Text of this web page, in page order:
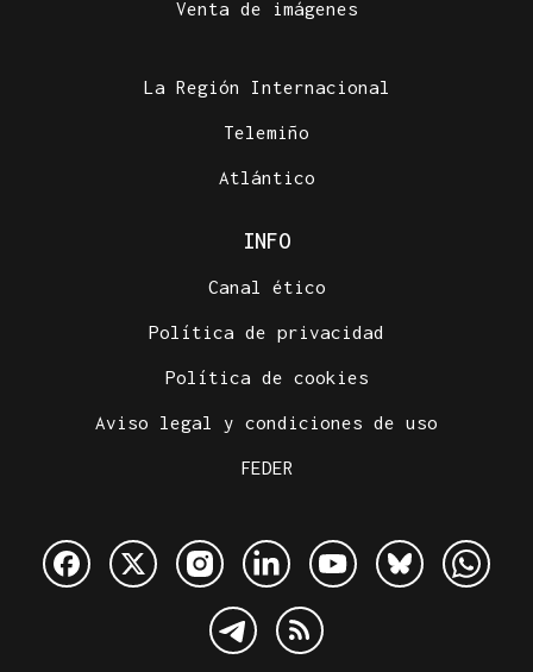
Venta de imágenes
La Región Internacional
Telemiño
Atlántico
INFO
Canal ético
Política de privacidad
Política de cookies
Aviso legal y condiciones de uso
FEDER